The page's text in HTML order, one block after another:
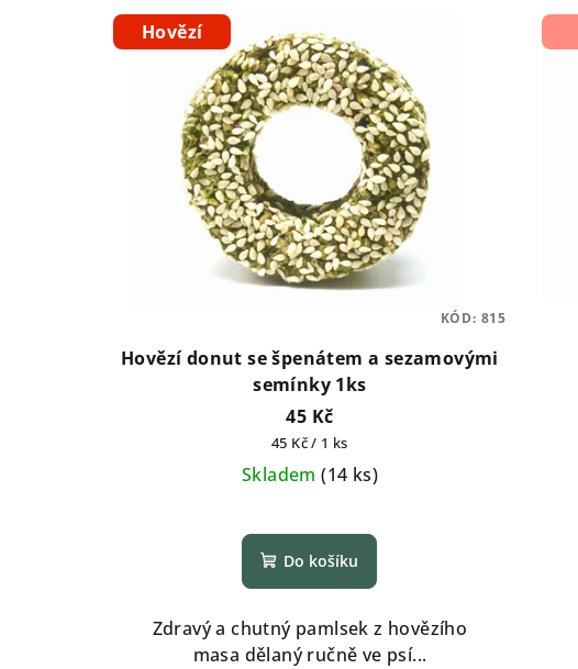
Hovězí
Hovězí donut se špenátem a sezamovými
semínky 1ks
45 Kč
Měrná
cena:
45 Kč / 1 ks
Skladem(14 ks)
hodnocení
produktu
je
5,0
z
Do košíku
Zdravý a chutný pamlsek z hovězího
masa dělaný ručně ve psí...
KÓD: 815